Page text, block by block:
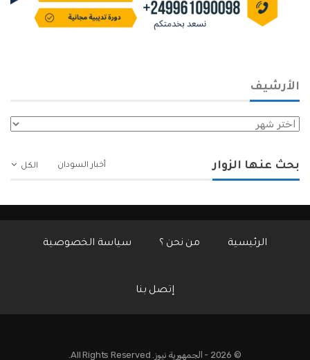
الأرشيف
الأرشيف
الكل بحث عنها الزوار أخبار السودان
الرئيسية من نحن ؟ سياسة الخصوصية
إتصل بنا
© 2026 - الجمهورية نيوز. All Rights Reserved.